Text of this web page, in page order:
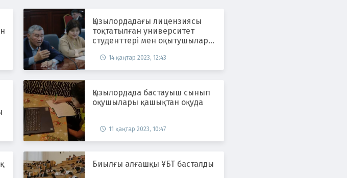
Қызылордадағы лицензиясы
тоқтатылған университет
студенттері мен оқытушылары
14 қаңтар 2023, 12:43
Қызылордада бастауыш сынып
оқушылары қашықтан оқуда
11 қаңтар 2023, 10:47
Биылғы алғашқы ҰБТ басталды